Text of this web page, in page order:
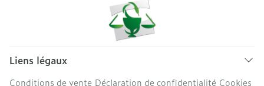
Liens légaux
Conditions de vente Déclaration de confidentialité Cookies